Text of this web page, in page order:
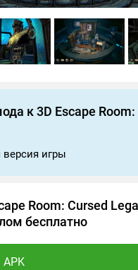
к 3D Escape Room:
игры
Room: Cursed
бесплатно
APK